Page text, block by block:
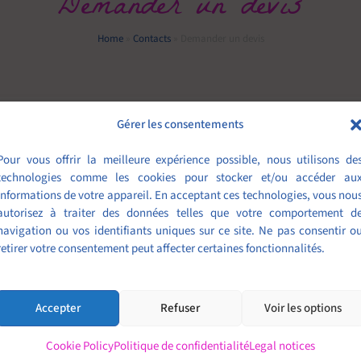
Gérer les consentements
vous offrir la meilleure expérience possible, nous utilisons
comme les cookies pour stocker et/ou accéder
de votre appareil. En acceptant ces technologies, vous
à traiter des données telles que votre comportement
ou vos identifiants uniques sur ce site. Ne pas consentir ou
votre consentement peut affecter certaines fonctionnalités.
Accepter Refuser Voir les options
Cookie PolicyPolitique de confidentialitéLegal notices
Home» Contacts»
Nom